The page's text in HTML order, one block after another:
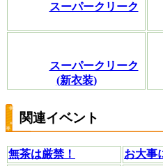
スーパークリーク
スーパークリーク
(新衣装)
関連イベント
無茶は厳禁！
お大事